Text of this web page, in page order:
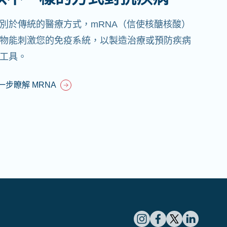
於傳統的醫療方式，mRNA（信使核醣核酸）
能刺激您的免疫系統，以製造治療或預防疾病
具。
步瞭解 MRNA